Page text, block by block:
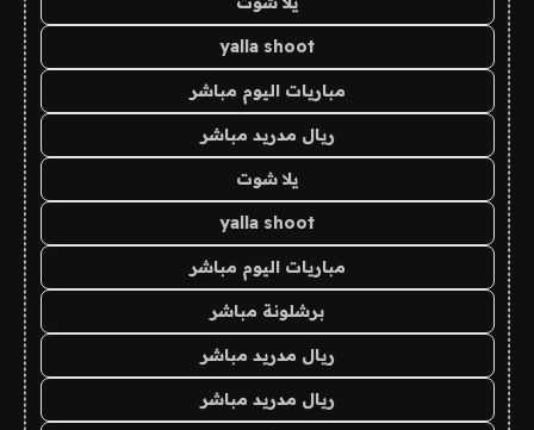
yalla shoot
مباريات اليوم مباشر
ريال مدريد مباشر
يلا شوت
yalla shoot
مباريات اليوم مباشر
برشلونة مباشر
ريال مدريد مباشر
ريال مدريد مباشر